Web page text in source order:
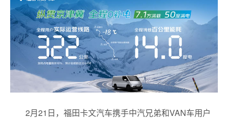
2月21日，福田卡文汽车携手中汽兄弟和VAN车用户